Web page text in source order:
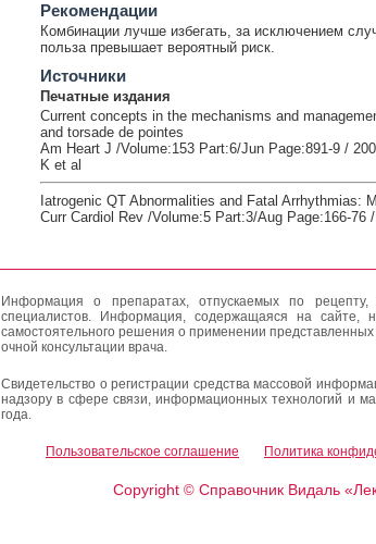
Рекомендации
Комбинации лучше избегать, за исключением
польза превышает вероятный риск.
Источники
Печатные издания
Current concepts in the mechanisms and
and torsade de pointes
Am Heart J /Volume:153 Part:6/Jun Page:891-9 /
K et al
Iatrogenic QT Abnormalities and Fatal Arrhythmias:
Curr Cardiol Rev /Volume:5 Part:3/Aug Page:166-76
Информация о препаратах, отпускаемых по
специалистов. Информация, содержащаяся на сайте,
самостоятельного решения о применении
очной консультации врача.
Свидетельство о регистрации средства массовой
надзору в сфере связи, информационных технологий и
года.
Пользовательское соглашение Политика
Copyright ©Справочник Видаль